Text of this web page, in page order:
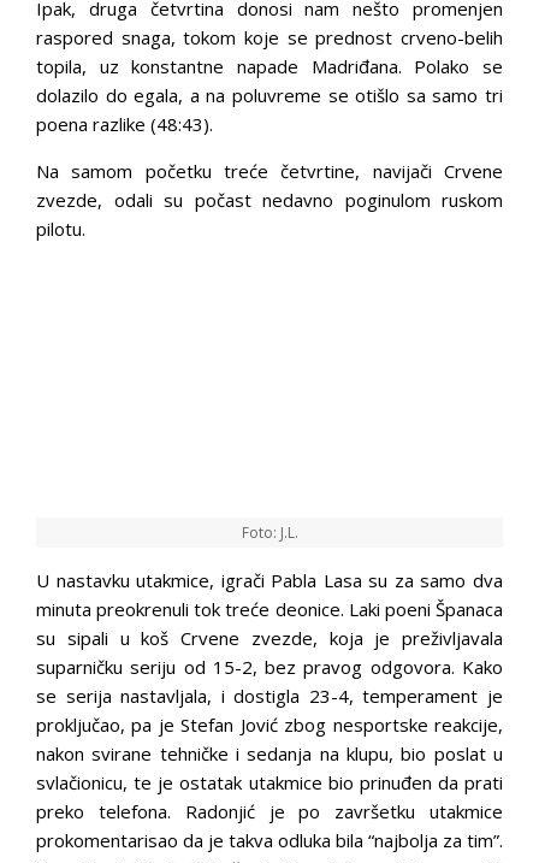
Ipak, druga četvrtina donosi nam nešto promenjen
raspored snaga, tokom koje se prednost crveno-belih
topila, uz konstantne napade Madriđana. Polako se
dolazilo do egala, a na poluvreme se otišlo sa samo tri
poena razlike (48:43).
Na samom početku treće četvrtine, navijači Crvene
zvezde, odali su počast nedavno poginulom ruskom
pilotu.
Foto: J.L.
U nastavku utakmice, igrači Pabla Lasa su za samo dva
minuta preokrenuli tok treće deonice. Laki poeni Španaca
su sipali u koš Crvene zvezde, koja je preživljavala
suparničku seriju od 15-2, bez pravog odgovora. Kako
se serija nastavljala, i dostigla 23-4, temperament je
proključao, pa je Stefan Jović zbog nesportske reakcije,
nakon svirane tehničke i sedanja na klupu, bio poslat u
svlačionicu, te je ostatak utakmice bio prinuđen da prati
preko telefona. Radonjić je po završetku utakmice
prokomentarisao da je takva odluka bila “najbolja za tim”.